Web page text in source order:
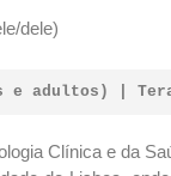
dele)
e adultos) |
Clínica e da